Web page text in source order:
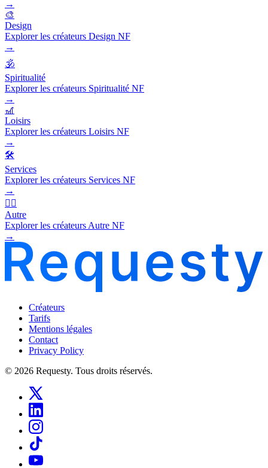
→
🎨
Design
Explorer les créateurs Design NF
→
🕉️
Spiritualité
Explorer les créateurs Spiritualité NF
→
🎢
Loisirs
Explorer les créateurs Loisirs NF
→
🛠️
Services
Explorer les créateurs Services NF
→
🧜‍♂️
Autre
Explorer les créateurs Autre NF
→
Créateurs
Tarifs
Mentions légales
Contact
Privacy Policy
© 2026 Requesty. Tous droits réservés.